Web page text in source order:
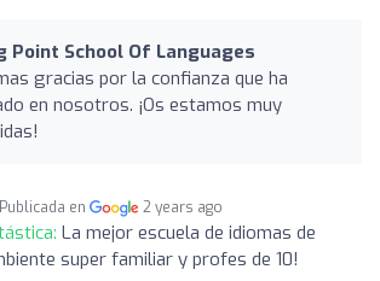
Point School Of Languages
gracias por la confianza que ha
en nosotros. ¡Os estamos muy
Publicada en 2 years ago
La mejor escuela de idiomas de
super familiar y profes de 10!